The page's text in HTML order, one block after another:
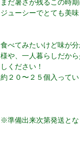
まだ暑さが残るこの時
ジューシーでとても美
食べてみたいけど味が
様や、一人暮らしだか
しください！
約２０〜２５個入ってい
※準備出来次第発送とな